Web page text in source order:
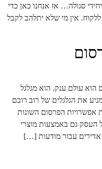
סגולה… אז אנחנו כאן כדי
אין מי שלא יתלהב לקבל
עולם ענק. הוא מגלגל
את הגלגלים של רוב רובם
הפרסום השונות
גם באמצעות מוצרי
עבור מודעות […]